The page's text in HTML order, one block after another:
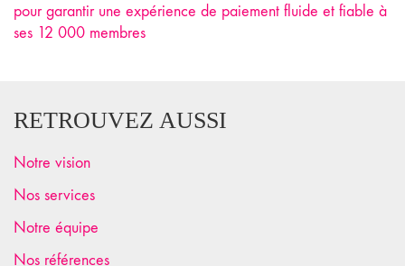
pour garantir une expérience de paiement fluide et fiable à
ses 12 000 membres
RETROUVEZ AUSSI
Notre vision
Nos services
Notre équipe
Nos références